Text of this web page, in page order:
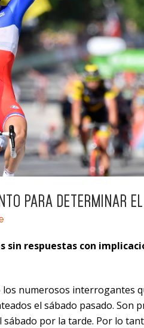
PARA DETERMINAR
sin respuestas con
los numerosos interrogantes
el sábado pasado. Son
por la tarde. Por lo